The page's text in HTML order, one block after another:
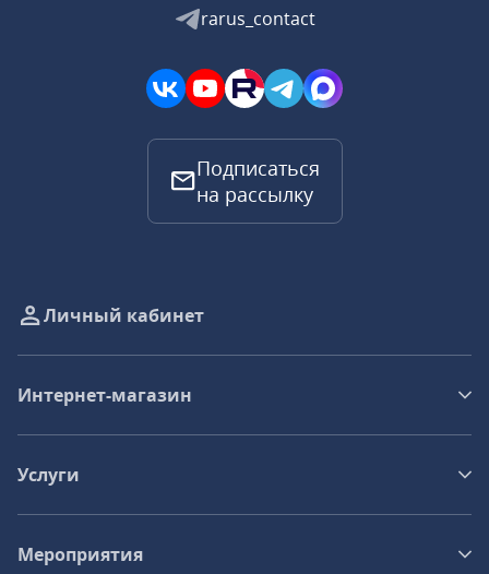
rarus_contact
Подписаться
на рассылку
Личный кабинет
Интернет-магазин
Услуги
Мероприятия